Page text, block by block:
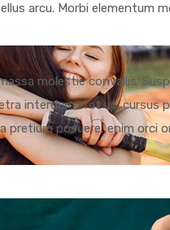
arcu. Morbi elementum
molestie convallis.
interdum erat ut, cursus
pretium posuere, enim orci